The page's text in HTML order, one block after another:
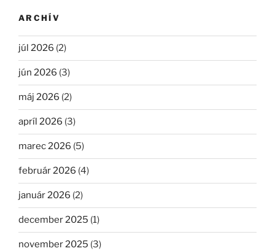
ARCHÍV
júl 2026 (2)
jún 2026 (3)
máj 2026 (2)
apríl 2026 (3)
marec 2026 (5)
február 2026 (4)
január 2026 (2)
december 2025 (1)
november 2025 (3)